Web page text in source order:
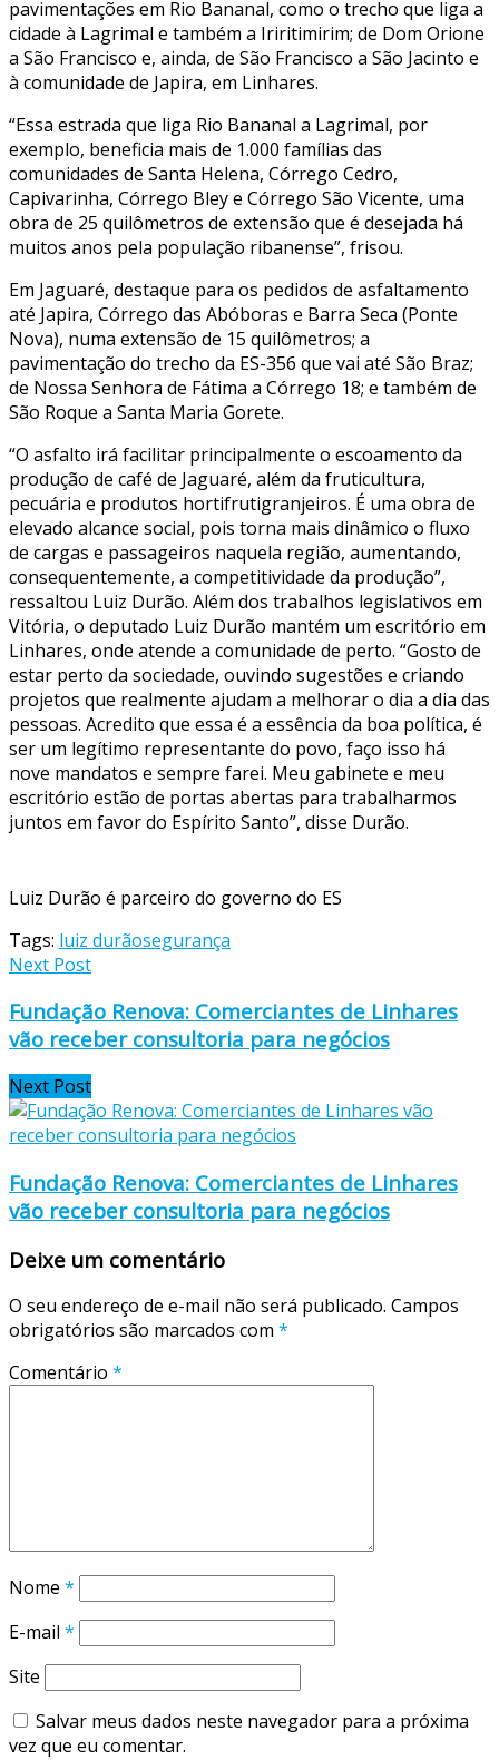
pavimentações em Rio Bananal, como o trecho que liga a
cidade à Lagrimal e também a Iriritimirim; de Dom Orione
a São Francisco e, ainda, de São Francisco a São Jacinto e
à comunidade de Japira, em Linhares.
“Essa estrada que liga Rio Bananal a Lagrimal, por
exemplo, beneficia mais de 1.000 famílias das
comunidades de Santa Helena, Córrego Cedro,
Capivarinha, Córrego Bley e Córrego São Vicente, uma
obra de 25 quilômetros de extensão que é desejada há
muitos anos pela população ribanense”, frisou.
Em Jaguaré, destaque para os pedidos de asfaltamento
até Japira, Córrego das Abóboras e Barra Seca (Ponte
Nova), numa extensão de 15 quilômetros; a
pavimentação do trecho da ES-356 que vai até São Braz;
de Nossa Senhora de Fátima a Córrego 18; e também de
São Roque a Santa Maria Gorete.
“O asfalto irá facilitar principalmente o escoamento da
produção de café de Jaguaré, além da fruticultura,
pecuária e produtos hortifrutigranjeiros. É uma obra de
elevado alcance social, pois torna mais dinâmico o fluxo
de cargas e passageiros naquela região, aumentando,
consequentemente, a competitividade da produção”,
ressaltou Luiz Durão. Além dos trabalhos legislativos em
Vitória, o deputado Luiz Durão mantém um escritório em
Linhares, onde atende a comunidade de perto. “Gosto de
estar perto da sociedade, ouvindo sugestões e criando
projetos que realmente ajudam a melhorar o dia a dia das
pessoas. Acredito que essa é a essência da boa política, é
ser um legítimo representante do povo, faço isso há
nove mandatos e sempre farei. Meu gabinete e meu
escritório estão de portas abertas para trabalharmos
juntos em favor do Espírito Santo”, disse Durão.
Luiz Durão é parceiro do governo do ES
Tags: luiz durãosegurança
Next Post
Fundação Renova: Comerciantes de Linhares
vão receber consultoria para negócios
Next Post
Fundação Renova: Comerciantes de Linhares
vão receber consultoria para negócios
Deixe um comentário
O seu endereço de e-mail não será publicado. Campos
obrigatórios são marcados com *
Comentário *
Nome *
E-mail *
Site
Salvar meus dados neste navegador para a próxima
vez que eu comentar.